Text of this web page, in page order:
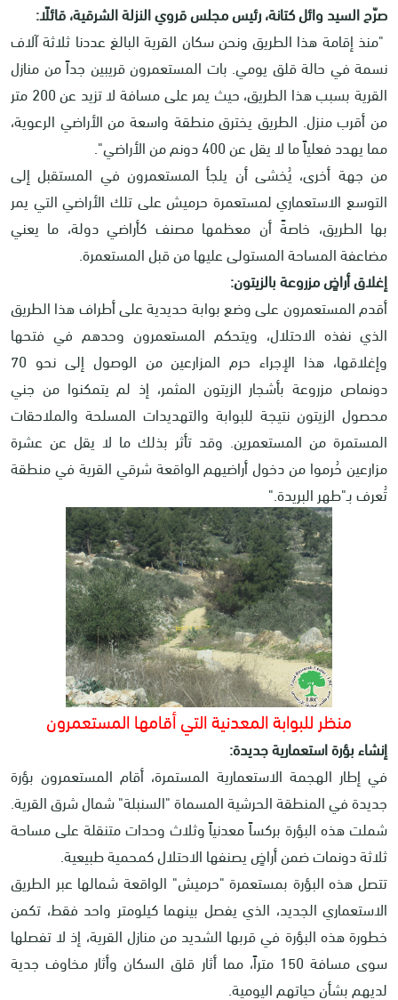
صرّح السيد وائل كتانة، رئيس مجلس قروي النزلة الشرقية، قائلًا:
"منذ إقامة هذا الطريق ونحن سكان القرية البالغ عددنا ثلاثة آلاف
نسمة في حالة قلق يومي. بات المستعمرون قريبين جداً من منازل
القرية بسبب هذا الطريق، حيث يمر على مسافة لا تزيد عن 200 متر
من أقرب منزل. الطريق يخترق منطقة واسعة من الأراضي الرعوية،
مما يهدد فعلياً ما لا يقل عن 400 دونم من الأراضي"
.
من جهة أخرى، يُخشى أن يلجأ المستعمرون في المستقبل إلى
التوسع الاستعماري لمستعمرة حرميش على تلك الأراضي التي يمر
بها الطريق، خاصةً أن معظمها مصنف كأراضي دولة، ما يعني
مضاعفة المساحة المستولى عليها من قبل المستعمرة.
إغلاق أراضٍ مزروعة بالزيتون:
أقدم المستعمرون على وضع بوابة حديدية على أطراف هذا الطريق
الذي نفذه الاحتلال، ويتحكم المستعمرون وحدهم في فتحها
وإغلاقها، هذا الإجراء حرم المزارعين من الوصول إلى نحو 70
دونماص مزروعة بأشجار الزيتون المثمر، إذ لم يتمكنوا من جني
محصول الزيتون نتيجة للبوابة والتهديدات المسلحة والملاحقات
المستمرة من المستعمرين. وقد تأثر بذلك ما لا يقل عن عشرة
مزارعين حُرموا من دخول أراضيهم الواقعة شرقي القرية في منطقة
تُعرف بـ"طهر البريدة".
منظر للبوابة المعدنية التي أقامها المستعمرون
إنشاء بؤرة استعمارية جديدة:
في إطار الهجمة الاستعمارية المستمرة، أقام المستعمرون بؤرة
جديدة في المنطقة الحرشية المسماة "السنبلة" شمال شرق القرية.
شملت هذه البؤرة بركساً معدنياً وثلاث وحدات متنقلة على مساحة
ثلاثة دونمات ضمن أراضٍ يصنفها الاحتلال كمحمية طبيعية.
تتصل هذه البؤرة بمستعمرة "حرميش" الواقعة شمالها عبر الطريق
الاستعماري الجديد، الذي يفصل بينهما كيلومتر واحد فقط، تكمن
خطورة هذه البؤرة في قربها الشديد من منازل القرية، إذ لا تفصلها
سوى مسافة 150 متراً، مما أثار قلق السكان وأثار مخاوف جدية
لديهم بشأن حياتهم اليومية.